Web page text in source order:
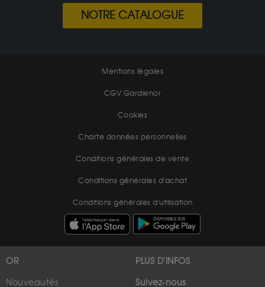
NOTRE CATALOGUE
Mentions légales
CGV Gardienor
Cookies
Charte données personnelles
Conditions générales de vente
Conditions générales d'achat
Conditions générales d'utilisation
OR
Nouveautés
PLUS D'INFOS
Suivez-nous